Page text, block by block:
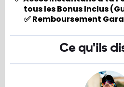
tous les Bonus Inclus
✅ Remboursement
Ce qu'ils